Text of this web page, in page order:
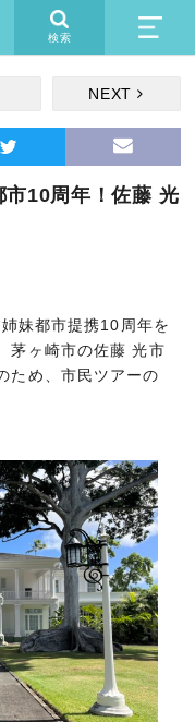
検索
NEXT
10周年！佐藤 光
妹都市提携10周年を
茅ヶ崎市の佐藤 光市
ため、市民ツアーの